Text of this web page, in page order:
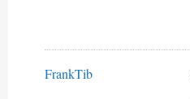
FrankTib